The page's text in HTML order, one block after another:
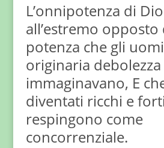
L’onnipotenza di
all’estremo opposto
potenza che gli
originaria debolezza
immaginavano, E
diventati ricchi e
respingono come
concorrenziale.